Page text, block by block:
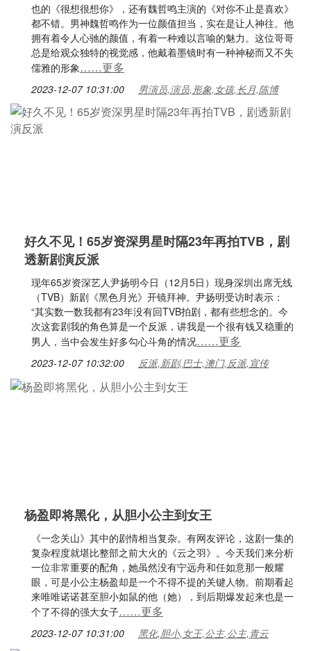
也的《很想很想你》，还有魏哲鸣主演的《对你不止是喜欢》
都不错。男神魏哲鸣作为一位颜值担当，实在是让人神往。他
拥有着令人心驰的颜值，有着一种难以言喻的魅力。这位哥哥
总是给观众独特的视觉感，他戴着墨镜时有一种神秘而又不失
儒雅的形象……更多
2023-12-07 10:31:00 男演员,演员,形象,女孩,长月,陈博
好久不见！65岁资深男星时隔23年再拍TVB，剧
透新剧演反派
现年65岁资深艺人尹扬明今日（12月5日）现身深圳出席无线
（TVB）新剧《黑色月光》开镜拜神。尹扬明受访时表示：
“其实数一数我都有23年没有回TVB拍剧，都有些想念的。今
次这套剧我的角色算是一个反派，讲我是一个很有钱又稳重的
男人，当中会发生好多勾心斗角的情况……更多
2023-12-07 10:32:00 反派,新剧,巴士,澳门,反派,宣传
杨盈即将黑化，从胆小公主到女王
《一念关山》其中的剧情相当复杂。有网友评论，这剧一集的
复杂程度就堪比整部之前大火的《云之羽》。今天我们来分析
一位非常重要的配角，她虽然没有宁远舟和任如意那一般耀
眼，可是小公主杨盈却是一个不得不提的关键人物。前期看起
来唯唯诺诺甚至胆小如鼠的他（她），到后期爆发起来也是一
个了不得的强大女子……更多
2023-12-07 10:31:00 黑化,胆小,女王,公主,公主,青云